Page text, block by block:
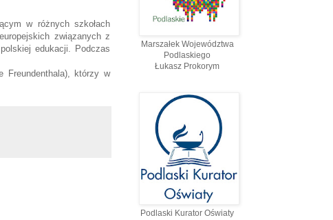
w różnych szkołach
związanych z
edukacji. Podczas
Freundenthala), którzy w
Marszałek Województwa
Podlaskiego
Łukasz Prokorym
Podlaski Kurator Oświaty